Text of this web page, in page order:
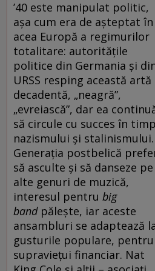
’40 este manipulat politic,
așa cum era de așteptat în
acea Europă a regimurilor
totalitare: autoritățile
politice din Germania și
URSS resping această artă
decadentă, „neagră”,
„evreiască”, dar ea
să circule cu succes în
nazismului și stalinismului.
Generația postbelică
să asculte și să danseze pe
alte genuri de muzică,
interesul pentru big
bandpălește, iar aceste
ansambluri se adaptează
gusturile populare, pentru
supraviețui financiar. Nat